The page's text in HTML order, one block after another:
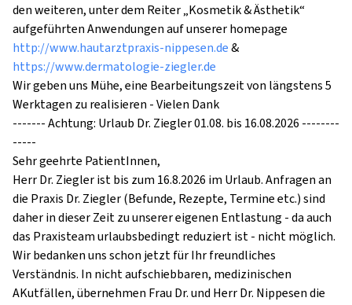
den weiteren, unter dem Reiter „Kosmetik & Ästhetik“
http://www.hautarztpraxis-nippesen.de
https://www.dermatologie-ziegler.de
Wir geben uns Mühe, eine Bearbeitungszeit von längstens 5
Werktagen zu realisieren - Vielen Dank
------- Achtung: Urlaub Dr. Ziegler 01.08. bis 16.08.2026 --------
-----
Sehr geehrte PatientInnen,
Herr Dr. Ziegler ist bis zum 16.8.2026 im Urlaub. Anfragen an
die Praxis Dr. Ziegler (Befunde, Rezepte, Termine etc.) sind
daher in dieser Zeit zu unserer eigenen Entlastung - da auch
das Praxisteam urlaubsbedingt reduziert ist - nicht möglich.
Wir bedanken uns schon jetzt für Ihr freundliches
Verständnis. In nicht aufschiebbaren, medizinischen
AKutfällen, übernehmen Frau Dr. und Herr Dr. Nippesen die